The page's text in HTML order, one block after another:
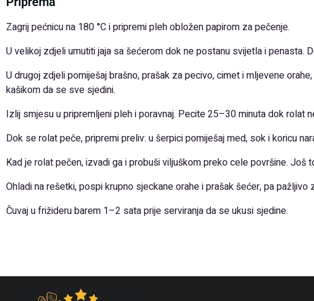
Zagrij pećnicu na 180 °C i pripremi pleh obložen papirom za pečenje.
U velikoj zdjeli umutiti jaja sa šećerom dok ne postanu svijetla i penasta.
U drugoj zdjeli pomiješaj brašno, prašak za pecivo, cimet i mljevene
kašikom da se sve sjedini.
Izlij smjesu u pripremljeni pleh i poravnaj. Pecite 25–30 minuta dok rolat
Dok se rolat peče, pripremi preliv: u šerpici pomiješaj med, sok i koricu
Kad je rolat pečen, izvadi ga i probuši viljuškom preko cele površine. Još
Ohladi na rešetki, pospi krupno sjeckane orahe i prašak šećer, pa pažljivo
Čuvaj u frižideru barem 1–2 sata prije serviranja da se ukusi sjedine.